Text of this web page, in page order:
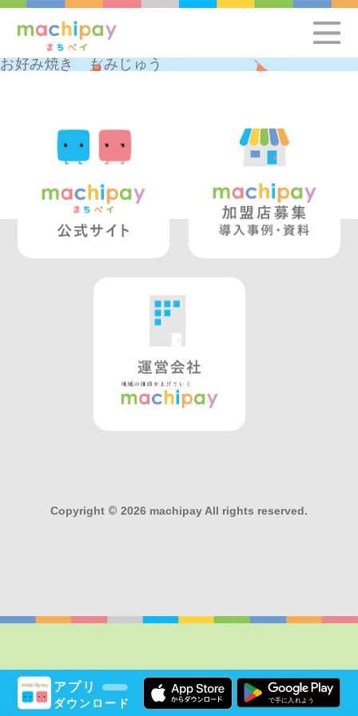
アプリ
ダウンロード
お好み焼き もみじゅう
Copyright © 2026 machipay All rights reserved.